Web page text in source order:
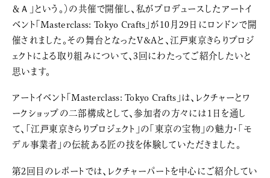
＆Ａ」という。）の共催で開催し、私がプロデュースしたアートイ
ベント「Masterclass: Tokyo Crafts」が10月29日にロンドンで開
催されました。その舞台となったV&Aと、江戸東京きらりプロジ
ェクトによる取り組みについて、3回にわたってご紹介したいと
思います。
アートイベント「Masterclass: Tokyo Crafts」は、レクチャーとワ
ークショップの二部構成として、参加者の方々には1日を通し
て、「江戸東京きらりプロジェクト」の「東京の宝物」の魅力・「モ
デル事業者」の伝統ある匠の技を体験していただきました。
第2回目のレポートでは、レクチャーパートを中心にご紹介してい